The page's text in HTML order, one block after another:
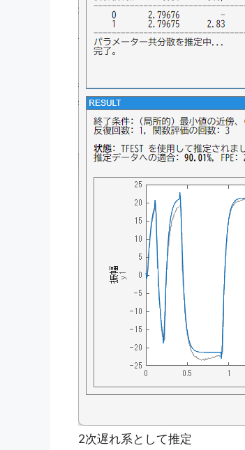
2次遅れ系として推定